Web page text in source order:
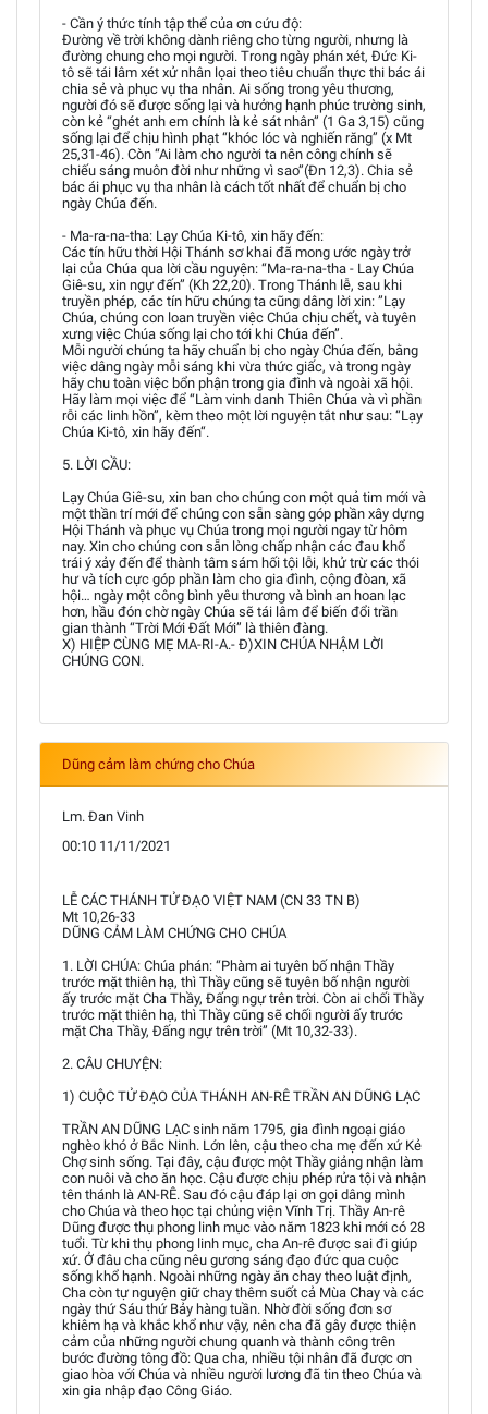
- Cần ý thức tính tập thể của ơn cứu độ:
Đường về trời không dành riêng cho từng người, nhưng là
đường chung cho mọi người. Trong ngày phán xét, Đức Ki-
tô sẽ tái lâm xét xử nhân lọai theo tiêu chuẩn thực thi bác ái
chia sẻ và phục vụ tha nhân. Ai sống trong yêu thương,
người đó sẽ được sống lại và hưởng hạnh phúc trường sinh,
còn kẻ “ghét anh em chính là kẻ sát nhân” (1 Ga 3,15) cũng
sống lại để chịu hình phạt “khóc lóc và nghiến răng” (x Mt
25,31-46). Còn “Ai làm cho người ta nên công chính sẽ
chiếu sáng muôn đời như những vì sao”(Đn 12,3). Chia sẻ
bác ái phục vụ tha nhân là cách tốt nhất để chuẩn bị cho
ngày Chúa đến.
- Ma-ra-na-tha: Lạy Chúa Ki-tô, xin hãy đến:
Các tín hữu thời Hội Thánh sơ khai đã mong ước ngày trở
lại của Chúa qua lời cầu nguyện: “Ma-ra-na-tha - Lay Chúa
Giê-su, xin ngự đến” (Kh 22,20). Trong Thánh lễ, sau khi
truyền phép, các tín hữu chúng ta cũng dâng lời xin: ”Lạy
Chúa, chúng con loan truyền việc Chúa chịu chết, và tuyên
xưng việc Chúa sống lại cho tới khi Chúa đến”.
Mỗi người chúng ta hãy chuẩn bị cho ngày Chúa đến, bằng
việc dâng ngày mỗi sáng khi vừa thức giấc, và trong ngày
hãy chu toàn việc bổn phận trong gia đình và ngoài xã hội.
Hãy làm mọi việc để “Làm vinh danh Thiên Chúa và vì phần
rỗi các linh hồn”, kèm theo một lời nguyện tắt như sau: “Lạy
Chúa Ki-tô, xin hãy đến“.
5. LỜI CẦU:
Lạy Chúa Giê-su, xin ban cho chúng con một quả tim mới và
một thần trí mới để chúng con sẵn sàng góp phần xây dựng
Hội Thánh và phục vụ Chúa trong mọi người ngay từ hôm
nay. Xin cho chúng con sẵn lòng chấp nhận các đau khổ
trái ý xảy đến để thành tâm sám hối tội lỗi, khử trừ các thói
hư và tích cực góp phần làm cho gia đình, cộng đòan, xã
hội… ngày một công bình yêu thương và bình an hoan lạc
hơn, hầu đón chờ ngày Chúa sẽ tái lâm để biến đổi trần
gian thành “Trời Mới Đất Mới” là thiên đàng.
X) HIỆP CÙNG MẸ MA-RI-A.- Đ)XIN CHÚA NHẬM LỜI
CHÚNG CON.
Dũng cảm làm chứng cho Chúa
Lm. Đan Vinh
00:10 11/11/2021
LỄ CÁC THÁNH TỬ ĐẠO VIỆT NAM (CN 33 TN B)
Mt 10,26-33
DŨNG CẢM LÀM CHỨNG CHO CHÚA
1. LỜI CHÚA: Chúa phán: “Phàm ai tuyên bố nhận Thầy
trước mặt thiên hạ, thì Thầy cũng sẽ tuyên bố nhận người
ấy trước mặt Cha Thầy, Đấng ngự trên trời. Còn ai chối Thầy
trước mặt thiên hạ, thì Thầy cũng sẽ chối người ấy trước
mặt Cha Thầy, Đấng ngự trên trời” (Mt 10,32-33).
2. CÂU CHUYỆN:
1) CUỘC TỬ ĐẠO CỦA THÁNH AN-RÊ TRẦN AN DŨNG LẠC
TRẦN AN DŨNG LẠC sinh năm 1795, gia đình ngoại giáo
nghèo khó ở Bắc Ninh. Lớn lên, cậu theo cha mẹ đến xứ Kẻ
Chợ sinh sống. Tại đây, cậu được một Thầy giảng nhận làm
con nuôi và cho ăn học. Cậu được chịu phép rửa tội và nhận
tên thánh là AN-RÊ. Sau đó cậu đáp lại ơn gọi dâng mình
cho Chúa và theo học tại chủng viện Vĩnh Trị. Thầy An-rê
Dũng được thụ phong linh mục vào năm 1823 khi mới có 28
tuổi. Từ khi thụ phong linh mục, cha An-rê được sai đi giúp
xứ. Ở đâu cha cũng nêu gương sáng đạo đức qua cuộc
sống khổ hạnh. Ngoài những ngày ăn chay theo luật định,
Cha còn tự nguyện giữ chay thêm suốt cả Mùa Chay và các
ngày thứ Sáu thứ Bảy hàng tuần. Nhờ đời sống đơn sơ
khiêm hạ và khắc khổ như vậy, nên cha đã gây được thiện
cảm của những người chung quanh và thành công trên
bước đường tông đồ: Qua cha, nhiều tội nhân đã được ơn
giao hòa với Chúa và nhiều người lương đã tin theo Chúa và
xin gia nhập đạo Công Giáo.